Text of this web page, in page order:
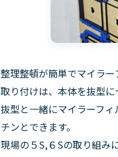
整理整頓が簡単でマイラー
取り付けは、本体を抜型に
抜型と一緒にマイラーフ
チンとできます。
現場の５S,６Sの取り組み